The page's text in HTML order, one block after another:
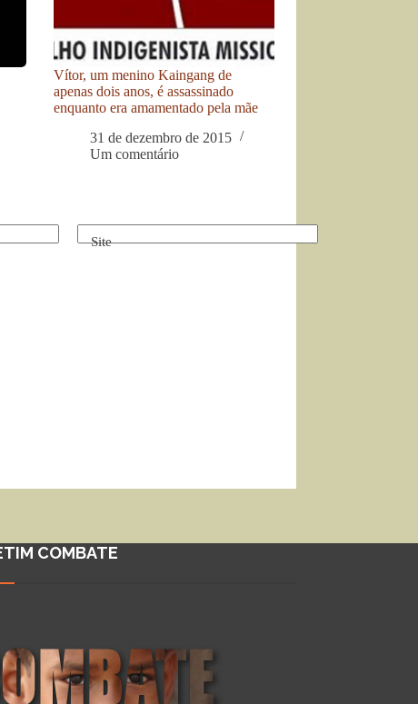
Vítor, um menino Kaingang de
apenas dois anos, é assassinado
enquanto era amamentado pela mãe
31 de dezembro de 2015
Um comentário
Site
COMBATE